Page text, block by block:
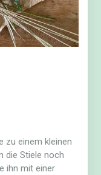
zu einem kleinen
die Stiele noch
ihn mit einer